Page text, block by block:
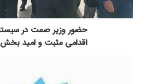
حضور وزیر صمت در
اقدامی مثبت و امید بخش